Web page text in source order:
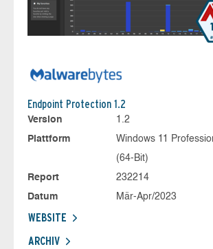
Endpoint Protection 1.2
Version
1.2
Plattform
Windows 11
(64-Bit)
Report
232214
Datum
Mär-Apr/2023
WEBSITE
ARCHIV